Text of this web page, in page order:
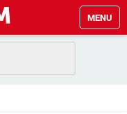
MENU